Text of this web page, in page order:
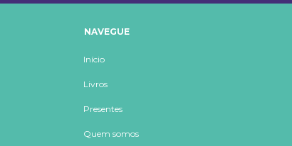
NAVEGUE
Início
Livros
Presentes
Quem somos